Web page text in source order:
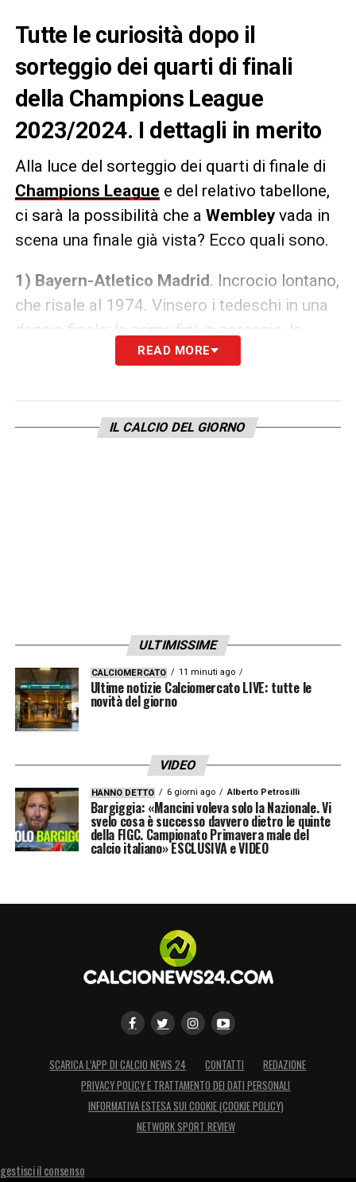
Tutte le curiosità dopo il
sorteggio dei quarti di finali
della Champions League
2023/2024. I dettagli in merito
Alla luce del sorteggio dei quarti di finale di
Champions League e del relativo tabellone,
ci sarà la possibilità che a Wembley vada in
scena una finale già vista? Ecco quali sono.
1) Bayern-Atletico Madrid. Incrocio lontano,
che risale al 1974. Vinsero i tedeschi in una
doppia finale; la prima finì in pareggio, la
ripetizione si concluse con un netto 4-0.
classico degli anni 10, andato in scena nel
2014 e nel 2016. Hanno vinto sempre i
l’ex Juve Kingsley Coman
5) Barcellona-Arsenal . La grande epopea del
Barcellona dei tiki-taka ha il suo inizio qui,
nel 2006.
LA PLAYLIST DELLE NOSTRE TOP NEWS
READ MORE
IL CALCIO DEL GIORNO
ULTIMISSIME
CALCIOMERCATO 11 minuti ago
Ultime notizie Calciomercato LIVE: tutte le
novità del giorno
VIDEO
HANNO DETTO 6 giorni ago Alberto Petrosilli
Bargiggia: «Mancini voleva solo la Nazionale. Vi
svelo cosa è successo davvero dietro le quinte
della FIGC. Campionato Primavera male del
calcio italiano» ESCLUSIVA e VIDEO
SCARICA L’APP DI CALCIO NEWS 24 CONTATTI
REDAZIONE
PRIVACY POLICY E TRATTAMENTO DEI DATI PERSONALI
INFORMATIVA ESTESA SUI COOKIE (COOKIE POLICY)
NETWORK SPORT REVIEW
gestisci il consenso